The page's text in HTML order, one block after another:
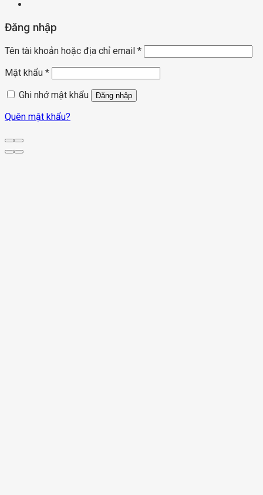
Đăng nhập
Tên tài khoản hoặc địa chỉ email *
Mật khẩu *
Ghi nhớ mật khẩu
Đăng nhập
Quên mật khẩu?